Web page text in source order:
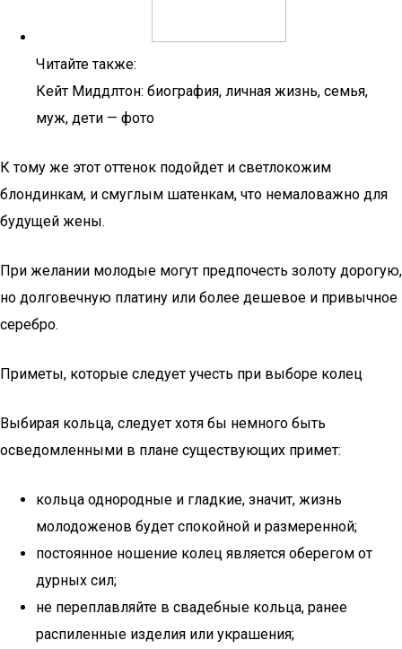
Читайте также:
Кейт Миддлтон: биография, личная жизнь, семья,
муж, дети — фото
К тому же этот оттенок подойдет и светлокожим
блондинкам, и смуглым шатенкам, что немаловажно для
будущей жены.
При желании молодые могут предпочесть золоту дорогую,
но долговечную платину или более дешевое и привычное
серебро.
Приметы, которые следует учесть при выборе колец
Выбирая кольца, следует хотя бы немного быть
осведомленными в плане существующих примет:
кольца однородные и гладкие, значит, жизнь
молодоженов будет спокойной и размеренной;
постоянное ношение колец является оберегом от
дурных сил;
не переплавляйте в свадебные кольца, ранее
распиленные изделия или украшения;